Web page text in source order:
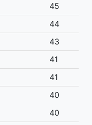
45
44
43
41
41
40
40